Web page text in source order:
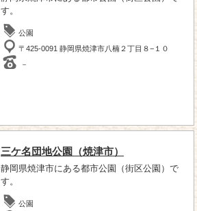
す。
公園
〒425-0091 静岡県焼津市八楠２丁目８−１０
－
三ケ名団地公園（焼津市）
静岡県焼津市にある都市公園（街区公園）で
す。
公園